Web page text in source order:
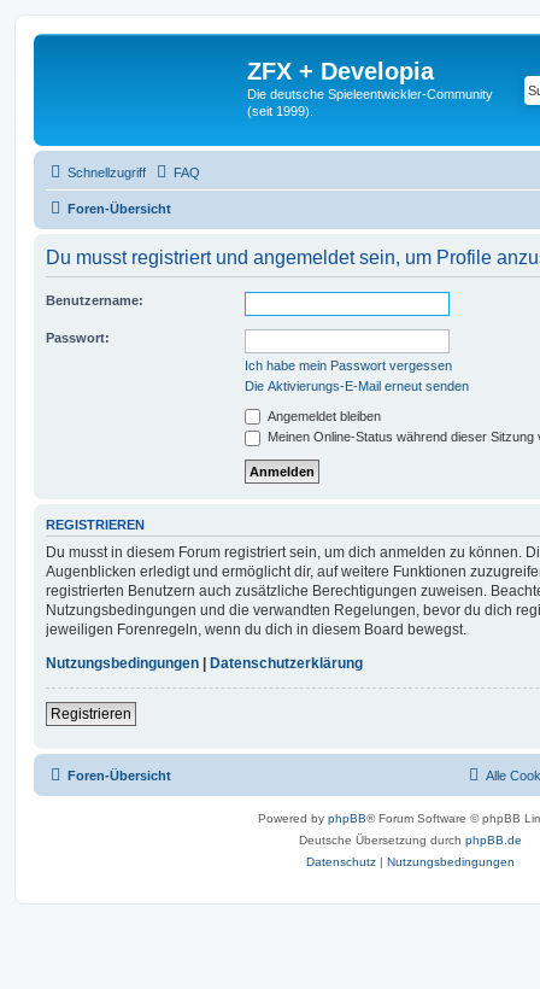
ZFX + Developia
Die deutsche Spieleentwickler-Community
(seit 1999).
Schnellzugriff FAQ
Foren-Übersicht
Du musst registriert und angemeldet sein, um Profile
Benutzername:
Passwort:
Ich habe mein Passwort vergessen
Die Aktivierungs-E-Mail erneut senden
Angemeldet bleiben
Meinen Online-Status während dieser Sitzung
REGISTRIEREN
Du musst in diesem Forum registriert sein, um dich anmelden zu können.
Augenblicken erledigt und ermöglicht dir, auf weitere Funktionen
registrierten Benutzern auch zusätzliche Berechtigungen zuweisen.
Nutzungsbedingungen und die verwandten Regelungen, bevor du dich
jeweiligen Forenregeln, wenn du dich in diesem Board bewegst.
Nutzungsbedingungen
Datenschutzerklärung
Registrieren
Foren-Übersicht Alle
Powered by phpBB® Forum Software © phpBB
Deutsche Übersetzung durch phpBB.de
Datenschutz | Nutzungsbedingungen